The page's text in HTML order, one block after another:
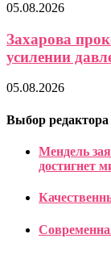
05.08.2026
Захарова
усилении
05.08.2026
Выбор редактора
Мендель
достигнет